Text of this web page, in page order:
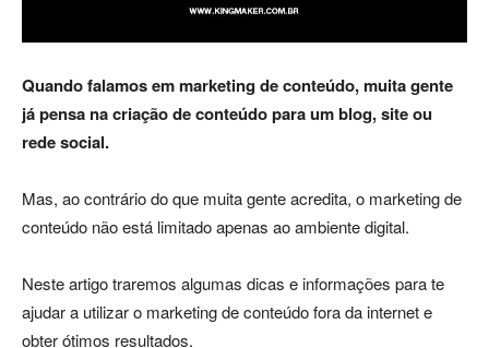
Luxo
na
Rua
Haddock
Quando falamos em marketing de conteúdo, muita gente
já pensa na criação de conteúdo para um blog, site ou
rede social.
Mas, ao contrário do que muita gente acredita, o marketing de
conteúdo não está limitado apenas ao ambiente digital.
Neste artigo traremos algumas dicas e informações para te
ajudar a utilizar o marketing de conteúdo fora da internet e
obter ótimos resultados.